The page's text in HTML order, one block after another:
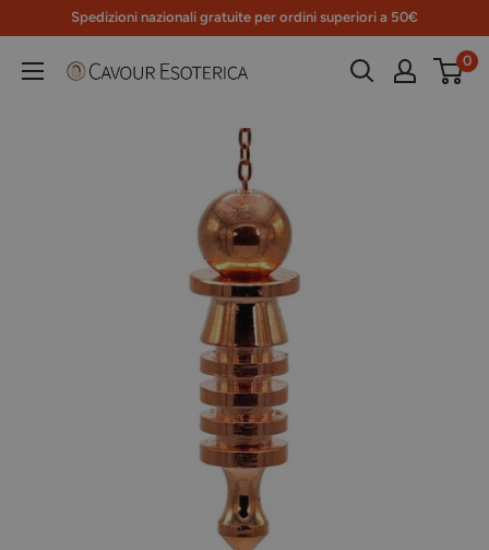
contenuto
Spedizioni nazionali gratuite per ordini superiori a 50€
Libreria
0